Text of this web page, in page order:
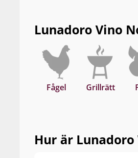
Lunadoro Vino
Fågel Grillrätt
Hur är